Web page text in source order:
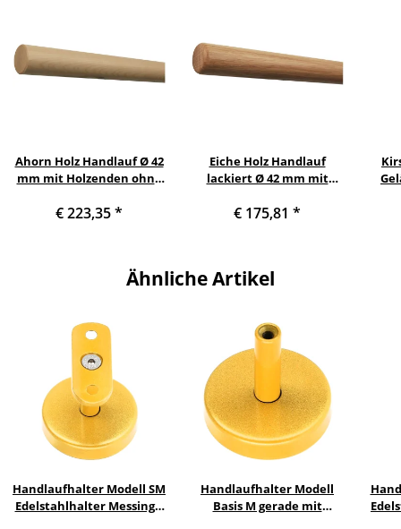
Ahorn Holz Handlauf Ø 42
mm mit Holzenden ohne
450 cm und gefast
€ 223,35*
Eiche Holz Handlauf
lackiert Ø 42 mm mit
Handlaufhalter, Länge
€ 175,81 *
Ähnliche Artikel
Handlaufhalter Modell SM
Edelstahlhalter Messing |
Handlaufhalter Modell
Basis M gerade mit